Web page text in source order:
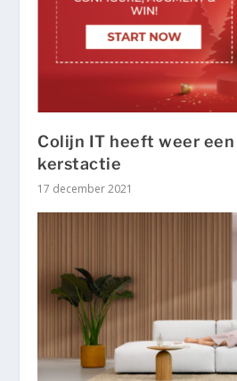
Colijn IT heeft weer
kerstactie
17 december 2021